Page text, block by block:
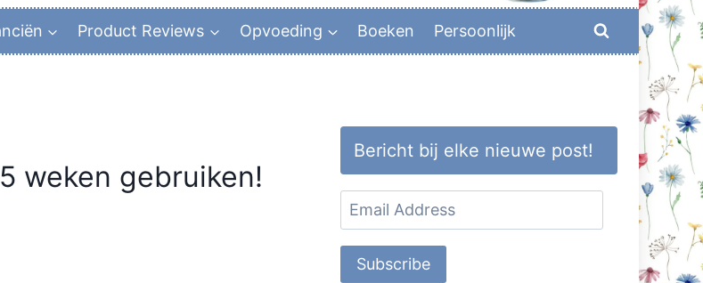
Product Reviews Opvoeding Boeken Persoonlijk
weken gebruiken!
Bericht bij elke nieuwe post!
Email
Address
Subscribe